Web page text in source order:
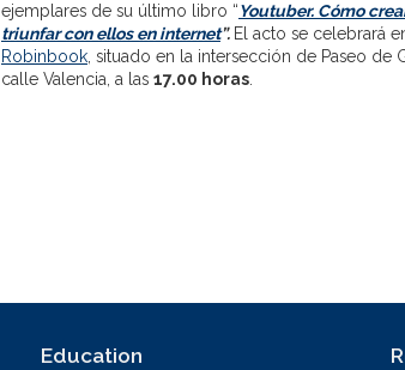
ejemplares de su último libro “Youtuber. Cómo
triunfar con ellos en internet”. El acto se celebrará
Robinbook, situado en la intersección de Paseo de
calle Valencia, a las 17.00 horas.
Education